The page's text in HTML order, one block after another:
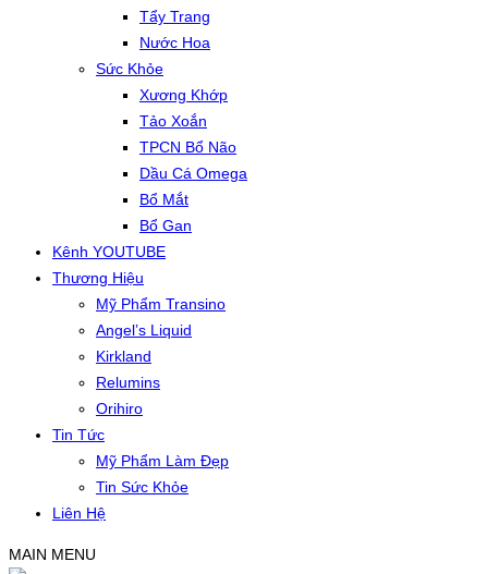
Tẩy Trang
Nước Hoa
Sức Khỏe
Xương Khớp
Tảo Xoắn
TPCN Bổ Não
Dầu Cá Omega
Bổ Mắt
Bổ Gan
Kênh YOUTUBE
Thương Hiệu
Mỹ Phẩm Transino
Angel’s Liquid
Kirkland
Relumins
Orihiro
Tin Tức
Mỹ Phẩm Làm Đẹp
Tin Sức Khỏe
Liên Hệ
MAIN MENU